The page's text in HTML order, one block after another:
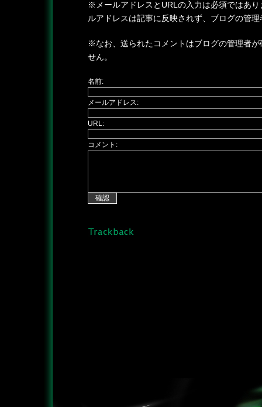
※メールアドレスとURLの入力は必須ではあ
ルアドレスは記事に反映されず、ブログの管
※なお、送られたコメントはブログの管理者
せん。
名前:
メールアドレス:
URL:
コメント: